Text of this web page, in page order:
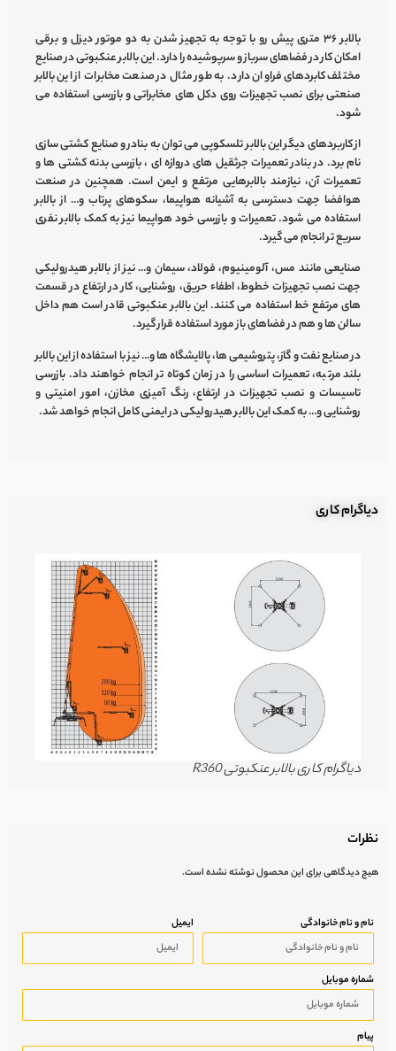
بالابر ۳۶ متری
پیش رو با توجه به تجهیز شدن به دو موتور دیزل و برقی
امکان کار در فضاهای سرباز و سرپوشیده را دارد. اینبالابر عنکبوتیدر صنایع
مختلف کابردهای فراوان دارد. به طور مثال در صنعت مخابرات از این بالابر
صنعتی برای نصب تجهیزات روی دکل های مخابراتی و بازرسی استفاده می
شود.
از کاربردهای دیگر اینبالابر تلسکوپیمی توان به بنادر و صنایع کشتی سازی
نام برد. در بنادر تعمیرات جرثقیل های دروازه ای ، بازرسی بدنه کشتی ها و
تعمیرات آن، نیازمند بالابرهایی مرتفع و ایمن است. همچنین در صنعت
هوافضا جهت دسترسی به آشیانه هواپیما، سکوهای پرتاب و… ازبالابر
استفاده می شود. تعمیرات و بازرسی خود هواپیما نیز به کمکبالابر نفری
سریع تر انجام می گیرد.
صنایعی مانند مس، آلومینیوم، فولاد، سیمان و… نیز ازبالابر هیدرولیکی
جهت نصب تجهیزات خطوط، اطفاء حریق، روشنایی، کار در ارتفاع در قسمت
های مرتفع خط استفاده می کنند. اینبالابر عنکبوتیقادر است هم داخل
سالن ها و هم در فضاهای باز مورد استفاده قرار گیرد.
در صنایع نفت و گاز، پتروشیمی ها، پالایشگاه ها و… نیز با استفاده از اینبالابر
بلند مرتبه، تعمیرات اساسی را در زمان کوتاه تر انجام خواهند داد. بازرسی
تاسیسات و نصب تجهیزات در ارتفاع، رنگ آمیزی مخازن، امور امنیتی و
روشنایی و… به کمک اینبالابر هیدرولیکیدر ایمنی کامل انجام خواهد شد.
دیاگرام کاری
دیاگرام کاری بالابر عنکبوتی R360
نظرات
هیچ دیدگاهی برای این محصول نوشته نشده است.
نام و نام خانوادگی ایمیل
شماره موبایل
پیام